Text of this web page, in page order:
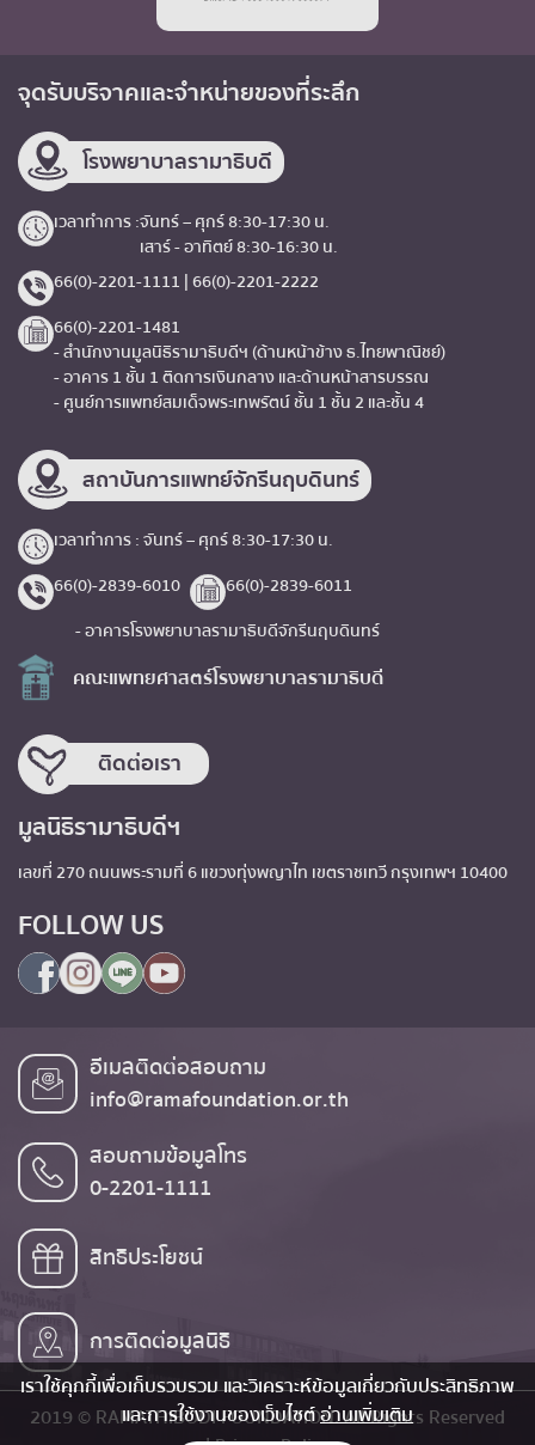
จุดรับบริจาคและจำหน่ายของที่ระลึก
โรงพยาบาลรามาธิบดี
เวลาทำการ :จันทร์ – ศุกร์ 8:30-17:30 น.
เสาร์ - อาทิตย์ 8:30-16:30 น.
66(0)-2201-1111 | 66(0)-2201-2222
66(0)-2201-1481
- สำนักงานมูลนิธิรามาธิบดีฯ (ด้านหน้าข้าง ธ.ไทยพาณิชย์)
- อาคาร 1 ชั้น 1 ติดการเงินกลาง และด้านหน้าสารบรรณ
- ศูนย์การแพทย์สมเด็จพระเทพรัตน์ ชั้น 1 ชั้น 2 และชั้น 4
สถาบันการแพทย์จักรีนฤบดินทร์
เวลาทำการ : จันทร์ – ศุกร์ 8:30-17:30 น.
66(0)-2839-6010
66(0)-2839-6011
- อาคารโรงพยาบาลรามาธิบดีจักรีนฤบดินทร์
คณะแพทยศาสตร์โรงพยาบาลรามาธิบดี
ติดต่อเรา
มูลนิธิรามาธิบดีฯ
เลขที่ 270 ถนนพระรามที่ 6 แขวงทุ่งพญาไท เขตราชเทวี กรุงเทพฯ 10400
FOLLOW US
อีเมลติดต่อสอบถาม
info@ramafoundation.or.th
สอบถามข้อมูลโทร
0-2201-1111
สิทธิประโยชน์
การติดต่อมูลนิธิ
2019 © RAMATHIBODI FOUNDATION. All Rights Reserved
เราใช้คุกกี้เพื่อเก็บรวบรวม และวิเคราะห์ข้อมูลเกี่ยวกับประสิทธิภาพ
และการใช้งานของเว็บไซต์อ่านเพิ่มเติม